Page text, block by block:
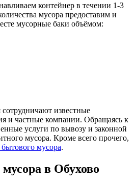
контейнер в течении 1-3
мусора предоставим и
мусорные баки объёмом:
известные
и частные компании. Обращаясь к
услуги по вывозу и законной
мусора. Кроме всего прочего,
мусора.
в Обухово